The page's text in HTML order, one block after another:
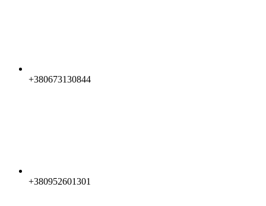
+380673130844
+380952601301